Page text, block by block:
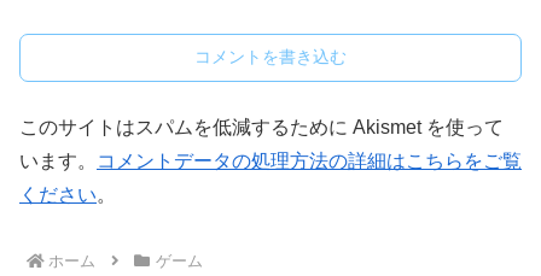
コメントを書き込む
このサイトはスパムを低減するために Akismet を使って
います。
コメントデータの処理方法の詳細はこちらをご覧
ください。
ホーム ゲーム